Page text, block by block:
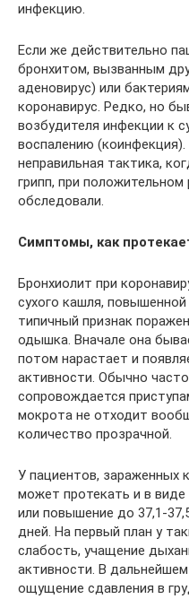
инфекцию.
Если же действительно
бронхитом, вызванным
аденовирус) или
коронавирус. Редко, но
возбудителя инфекции к
воспалению
неправильная тактика,
грипп, при положительном
обследовали.
Симптомы, как
Бронхиолит при
сухого кашля,
типичный признак
одышка. Вначале она
потом нарастает и
активности. Обычно
сопровождается
мокрота не отходит
количество прозрачной.
У пациентов, зараженных
может протекать и в
или повышение до 37,1-
дней. На первый план у
слабость, учащение
активности. В
ощущение сдавления в